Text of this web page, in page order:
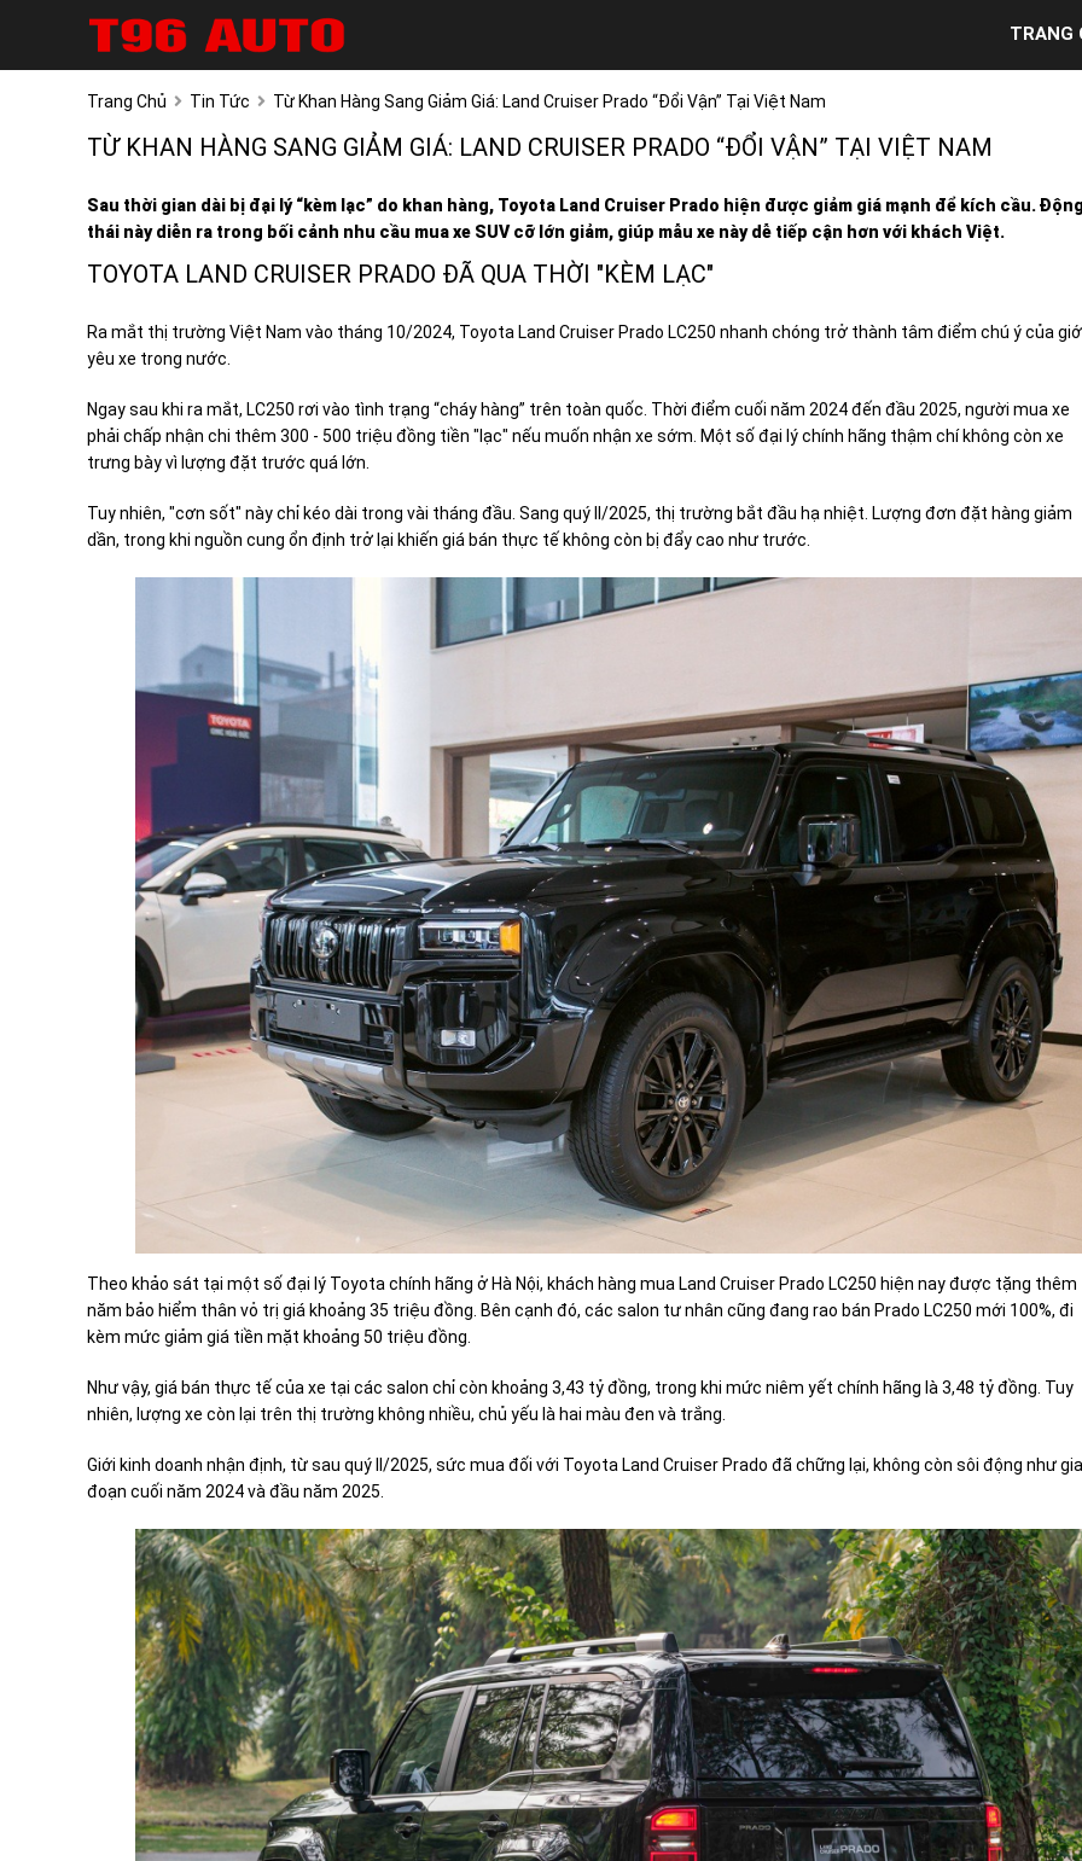
TRANG
Trang Chủ Tin Tức Từ Khan Hàng Sang Giảm Giá: Land Cruiser Prado “đổi Vận” Tại Việt Nam
TỪ KHAN HÀNG SANG GIẢM GIÁ: LAND CRUISER PRADO “ĐỔI VẬN” TẠI VIỆT NAM
Sau thời gian dài bị đại lý “kèm lạc” do khan hàng, Toyota Land Cruiser Prado hiện được giảm giá mạnh để kích cầu.
thái này diễn ra trong bối cảnh nhu cầu mua xe SUV cỡ lớn giảm, giúp mẫu xe này dễ tiếp cận hơn với khách Việt.
TOYOTA LAND CRUISER PRADO ĐÃ QUA THỜI "KÈM LẠC"
Ra mắt thị trường Việt Nam vào tháng 10/2024, Toyota Land Cruiser Prado LC250 nhanh chóng trở thành tâm điểm chú ý của
yêu xe trong nước.
Ngay sau khi ra mắt, LC250 rơi vào tình trạng “cháy hàng” trên toàn quốc. Thời điểm cuối năm 2024 đến đầu 2025, người mua xe
phải chấp nhận chi thêm 300 - 500 triệu đồng tiền "lạc" nếu muốn nhận xe sớm. Một số đại lý chính hãng thậm chí không còn xe
trưng bày vì lượng đặt trước quá lớn.
Tuy nhiên, "cơn sốt" này chỉ kéo dài trong vài tháng đầu. Sang quý II/2025, thị trường bắt đầu hạ nhiệt. Lượng đơn đặt hàng giảm
dần, trong khi nguồn cung ổn định trở lại khiến giá bán thực tế không còn bị đẩy cao như trước.
Theo khảo sát tại một số đại lý Toyota chính hãng ở Hà Nội, khách hàng mua Land Cruiser Prado LC250 hiện nay được tặng thêm
năm bảo hiểm thân vỏ trị giá khoảng 35 triệu đồng. Bên cạnh đó, các salon tư nhân cũng đang rao bán Prado LC250 mới 100%, đi
kèm mức giảm giá tiền mặt khoảng 50 triệu đồng.
Như vậy, giá bán thực tế của xe tại các salon chỉ còn khoảng 3,43 tỷ đồng, trong khi mức niêm yết chính hãng là 3,48 tỷ đồng. Tuy
nhiên, lượng xe còn lại trên thị trường không nhiều, chủ yếu là hai màu đen và trắng.
Giới kinh doanh nhận định, từ sau quý II/2025, sức mua đối với Toyota Land Cruiser Prado đã chững lại, không còn sôi động như
đoạn cuối năm 2024 và đầu năm 2025.